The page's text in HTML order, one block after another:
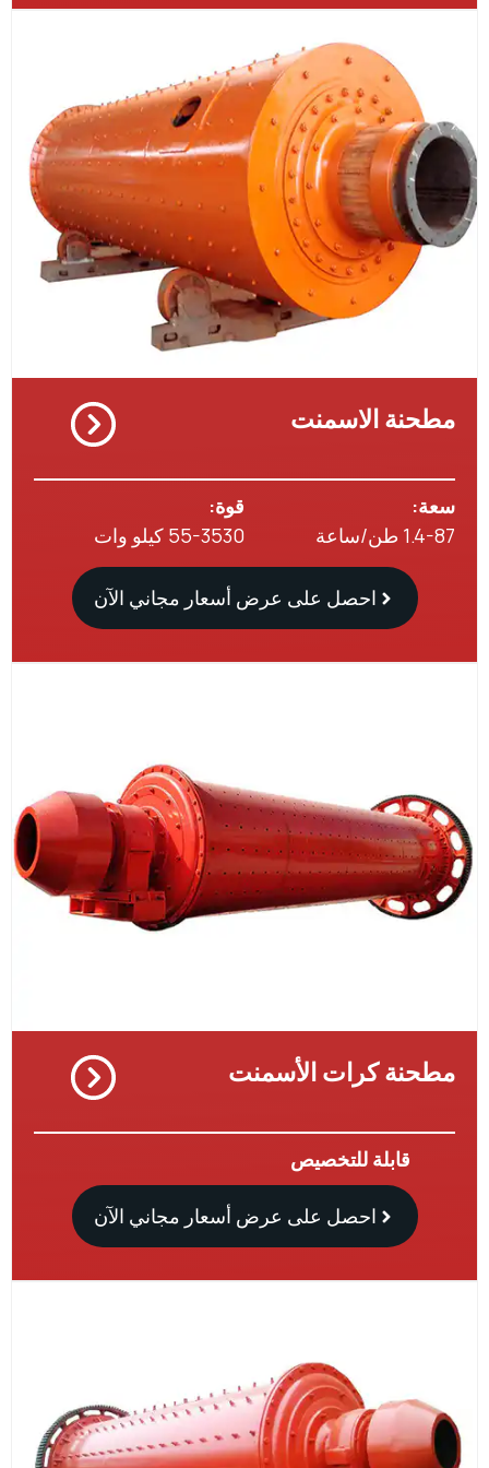
الاسمنت
55-3530 كيلو وات
احصل على عرض أسعار مجاني الآن
كرات الأسمنت
قابلة للتخصيص
احصل على عرض أسعار مجاني الآن